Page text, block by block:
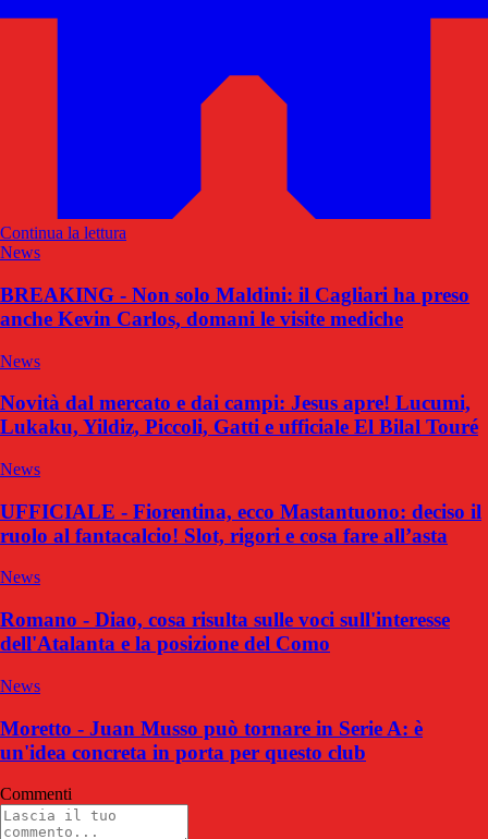
Continua la lettura
News
BREAKING - Non solo Maldini: il Cagliari ha preso
anche Kevin Carlos, domani le visite mediche
News
Novità dal mercato e dai campi: Jesus apre! Lucumi,
Lukaku, Yildiz, Piccoli, Gatti e ufficiale El Bilal Touré
News
UFFICIALE - Fiorentina, ecco Mastantuono: deciso il
ruolo al fantacalcio! Slot, rigori e cosa fare all’asta
News
Romano - Diao, cosa risulta sulle voci sull'interesse
dell'Atalanta e la posizione del Como
News
Moretto - Juan Musso può tornare in Serie A: è
un'idea concreta in porta per questo club
Commenti